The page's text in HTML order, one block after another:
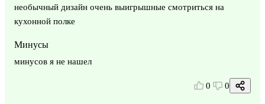
необычный дизайн очень выигрышные смотриться на
кухонной полке
Минусы
минусов я не нашел
0 0